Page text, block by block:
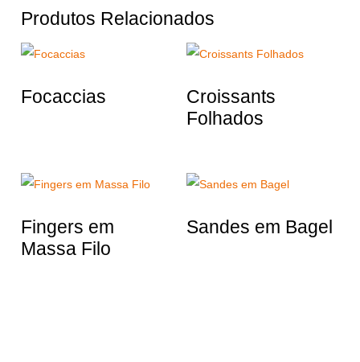
Produtos Relacionados
Focaccias
Croissants
Folhados
Fingers em
Massa Filo
Sandes em Bagel